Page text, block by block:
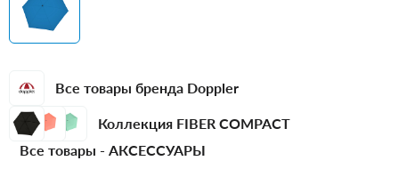
Все товары бренда Doppler
Коллекция FIBER COMPACT
Все товары - АКСЕССУАРЫ